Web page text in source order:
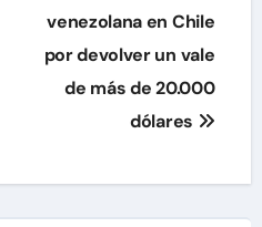
venezolana en Chile
por devolver un vale
de más de 20.000
dólares